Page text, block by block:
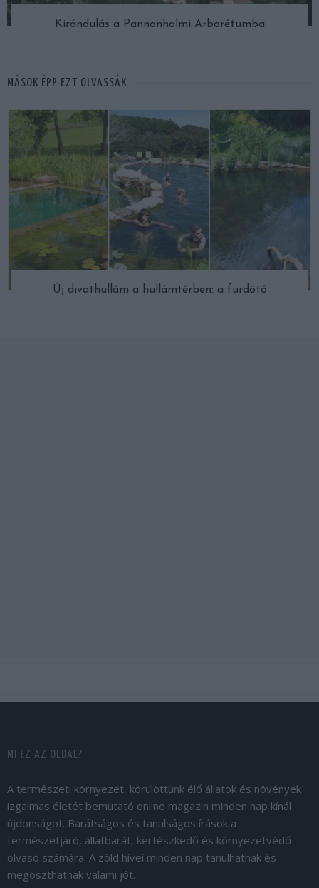
Kirándulás a Pannonhalmi Arborétumba
MÁSOK ÉPP EZT OLVASSÁK
Új divathullám a hullámtérben: a fürdőtó
MI EZ AZ OLDAL?
A természeti környezet, körülöttünk élő állatok és növények
izgalmas életét bemutató online magazin minden nap kínál
újdonságot. Barátságos és tanulságos írások a
természetjáró, állatbarát, kertészkedő és környezetvédő
olvasó számára. A zöld hívei minden nap tanulhatnak és
megoszthatnak valami jót.